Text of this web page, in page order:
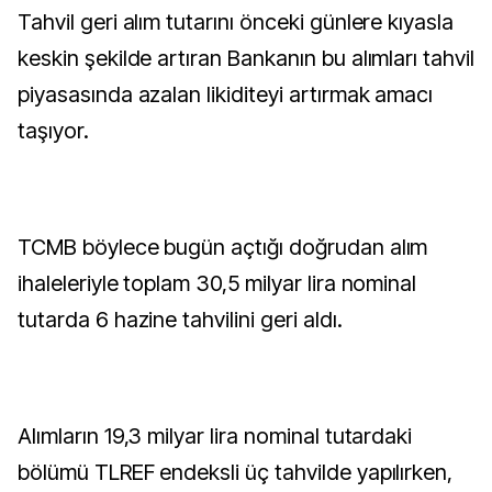
Tahvil geri alım tutarını önceki günlere kıyasla
keskin şekilde artıran Bankanın bu alımları tahvil
piyasasında azalan likiditeyi artırmak amacı
taşıyor.
TCMB böylece bugün açtığı doğrudan alım
ihaleleriyle toplam 30,5 milyar lira nominal
tutarda 6 hazine tahvilini geri aldı.
Alımların 19,3 milyar lira nominal tutardaki
bölümü TLREF endeksli üç tahvilde yapılırken,